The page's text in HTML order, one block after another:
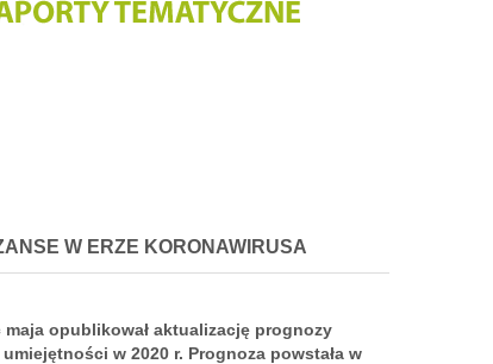
W ERZE KORONAWIRUSA
opublikował aktualizację prognozy
w 2020 r. Prognoza powstała w